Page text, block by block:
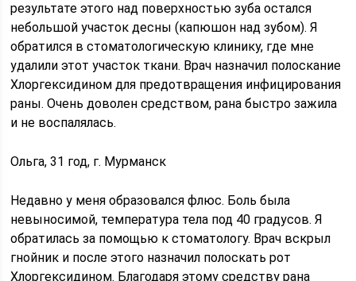
результате этого над поверхностью зуба остался
небольшой участок десны (капюшон над зубом). Я
обратился в стоматологическую клинику, где мне
удалили этот участок ткани. Врач назначил полоскание
Хлоргексидином для предотвращения инфицирования
раны. Очень доволен средством, рана быстро зажила
и не воспалялась.
Ольга, 31 год, г. Мурманск
Недавно у меня образовался флюс. Боль была
невыносимой, температура тела под 40 градусов. Я
обратилась за помощью к стоматологу. Врач вскрыл
гнойник и после этого назначил полоскать рот
Хлоргексидином. Благодаря этому средству рана